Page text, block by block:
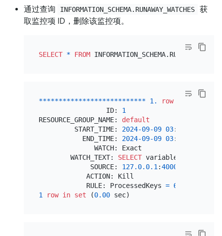
通过查询 INFORMATION_SCHEMA.RUNAWAY_WATCHES
获
取监控项 ID，删除该监控项。
SELECT * FROM
*************************** 1. row
                 ID:
1
RESOURCE_GROUP_NAME: default
         START_TIME:
2024-09-09 03:
           END_TIME:
2024-09-09 03:
              WATCH: Exact
        WATCH_TEXT:
SELECT variable_name,
             SOURCE:
127.0.0.1 :4000
            ACTION: Kill
            RULE: ProcessedKeys
= 666
1
row in set (0.00